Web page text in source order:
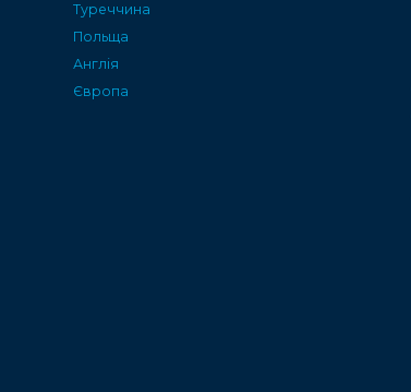
Туреччина
Польща
Англія
Європа